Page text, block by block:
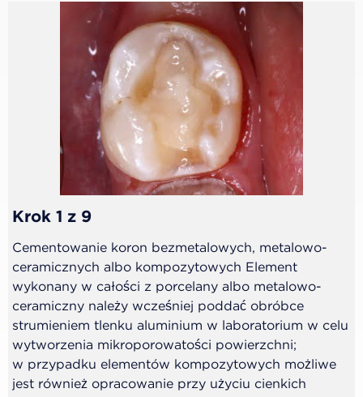
Krok 1 z 9
Cementowanie koron bezmetalowych, metalowo-
ceramicznych albo kompozytowych Element
wykonany w całości z porcelany albo metalowo-
ceramiczny należy wcześniej poddać obróbce
strumieniem tlenku aluminium w laboratorium w celu
wytworzenia mikroporowatości powierzchni;
w przypadku elementów kompozytowych możliwe
jest również opracowanie przy użyciu cienkich